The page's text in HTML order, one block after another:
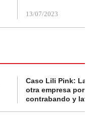
13/07/2023
Caso Lili Pink: La
otra empresa por
contrabando y